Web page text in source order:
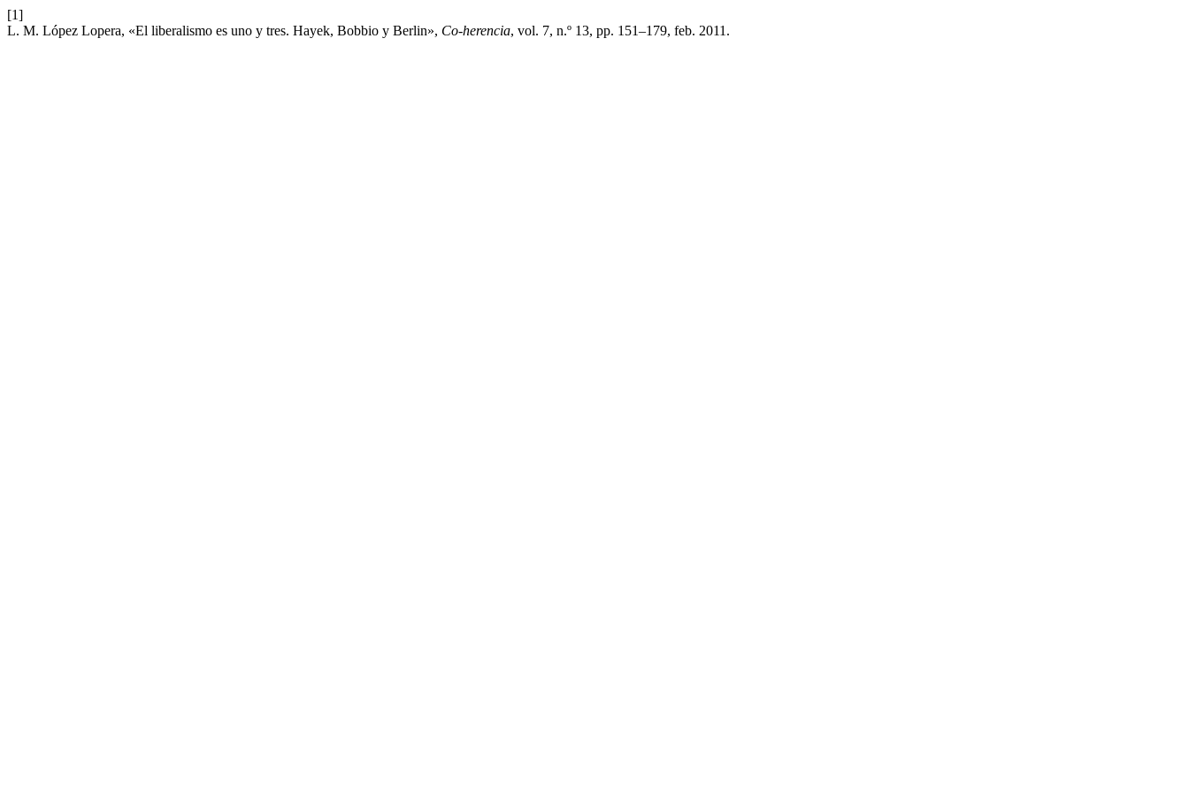
[1]
L. M. López Lopera, «El liberalismo es uno y tres. Hayek, Bobbio y Berlin», Co-herencia, vol. 7, n.º 13, pp. 151–179, feb. 2011.